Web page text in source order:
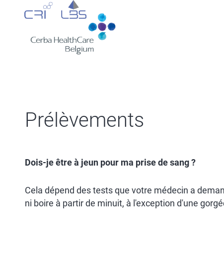
contenu
Prélèvements
Dois-je être à jeun pour ma prise de sang ?
Cela dépend des tests que votre médecin a
ni boire à partir de minuit, à l'exception d'une